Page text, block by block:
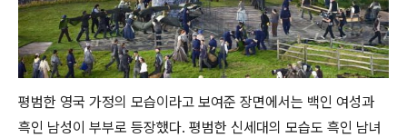
평범한 영국 가정의 모습이라고 보여준 장면에서는 백인 여성과
흑인 남성이 부부로 등장했다. 평범한 신세대의 모습도 흑인 남녀